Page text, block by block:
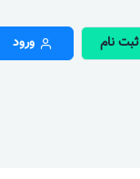
ثبت نام ورود